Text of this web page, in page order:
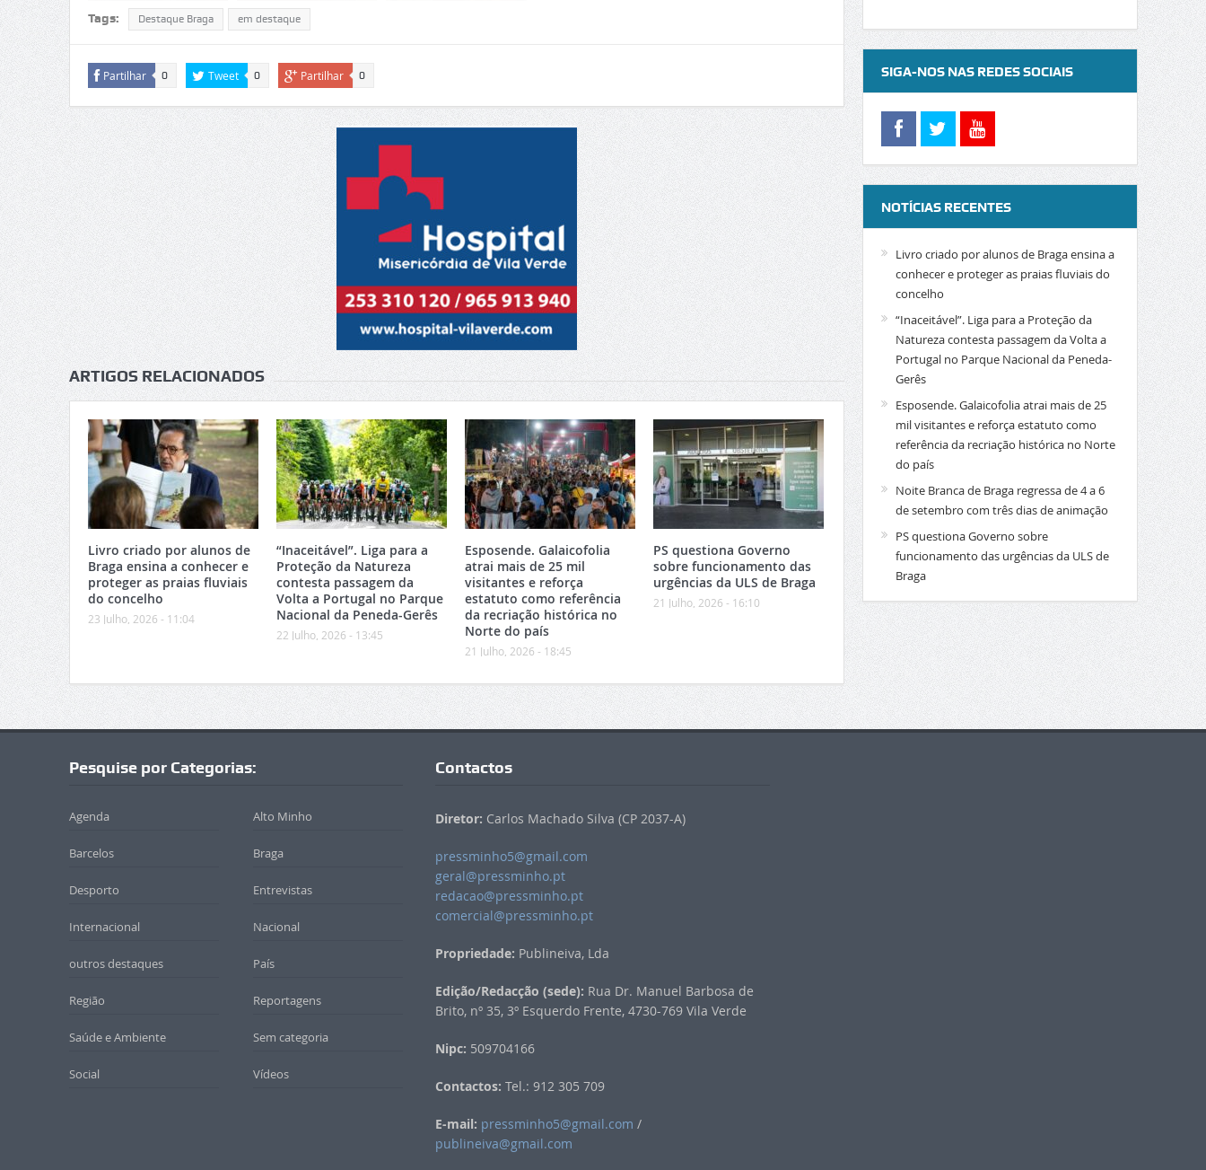
Tags: Destaque Braga em destaque
Partilhar 0 Tweet 0 Partilhar 0
ARTIGOS RELACIONADOS
Livro criado por alunos de
Braga ensina a conhecer e
proteger as praias fluviais
do concelho
23 Julho, 2026 - 11:04
“Inaceitável”. Liga para a
Proteção da Natureza
contesta passagem da
Volta a Portugal no Parque
Nacional da Peneda-Gerês
22 Julho, 2026 - 13:45
Esposende. Galaicofolia
atrai mais de 25 mil
visitantes e reforça
estatuto como referência
da recriação histórica no
Norte do país
21 Julho, 2026 - 18:45
PS questiona Governo
sobre funcionamento das
urgências da ULS de Braga
21 Julho, 2026 - 16:10
SIGA-NOS NAS REDES SOCIAIS
NOTÍCIAS RECENTES
Livro criado por alunos de Braga ensina a
conhecer e proteger as praias fluviais do
concelho
“Inaceitável”. Liga para a Proteção da
Natureza contesta passagem da Volta a
Portugal no Parque Nacional da Peneda-
Gerês
Esposende. Galaicofolia atrai mais de 25
mil visitantes e reforça estatuto como
referência da recriação histórica no Norte
do país
Noite Branca de Braga regressa de 4 a 6
de setembro com três dias de animação
PS questiona Governo sobre
funcionamento das urgências da ULS de
Braga
Pesquise por Categorias:
Agenda Alto Minho
Barcelos Braga
Desporto Entrevistas
Internacional Nacional
outros destaques País
Região Reportagens
Saúde e Ambiente Sem categoria
Social Vídeos
Contactos
Diretor: Carlos Machado Silva (CP 2037-A)
pressminho5@gmail.com
geral@pressminho.pt
redacao@pressminho.pt
comercial@pressminho.pt
Propriedade: Publineiva, Lda
Edição/Redacção (sede): Rua Dr. Manuel Barbosa de
Brito, nº 35, 3º Esquerdo Frente, 4730-769 Vila Verde
Nipc: 509704166
Contactos: Tel.: 912 305 709
E-mail: pressminho5@gmail.com /
publineiva@gmail.com